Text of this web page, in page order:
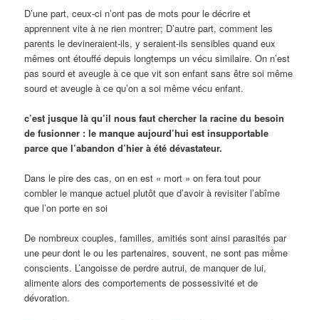
D’une part, ceux-ci n’ont pas de mots pour le décrire et
apprennent vite à ne rien montrer; D’autre part, comment les
parents le devineraient-ils, y seraient-ils sensibles quand eux
mêmes ont étouffé depuis longtemps un vécu similaire. On n’est
pas sourd et aveugle à ce que vit son enfant sans être soi même
sourd et aveugle à ce qu’on a soi même vécu enfant.
c’est jusque là qu’il nous faut chercher la racine du besoin
de fusionner : le manque aujourd’hui est insupportable
parce que l’abandon d’hier à été dévastateur.
Dans le pire des cas, on en est « mort » on fera tout pour
combler le manque actuel plutôt que d’avoir à revisiter l’abîme
que l’on porte en soi
De nombreux couples, familles, amitiés sont ainsi parasités par
une peur dont le ou les partenaires, souvent, ne sont pas même
conscients. L’angoisse de perdre autrui, de manquer de lui,
alimente alors des comportements de possessivité et de
dévoration.